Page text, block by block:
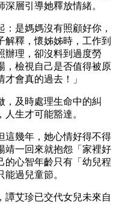
層引導她釋放情緒。
：是媽媽沒有照顧好你，
釋，懷姊姊時，工作到
辦理，卻沒料到過度勞
，檢視自己是否值得被原
會真的過去！」
，及時處理生命中的糾
生才可能豁達。
這幾年，她心情好得不得
靖一回來就抱怨「家裡好
的心智年齡只有「幼兒程
過兒童節。
譚艾珍已交代女兒未來自